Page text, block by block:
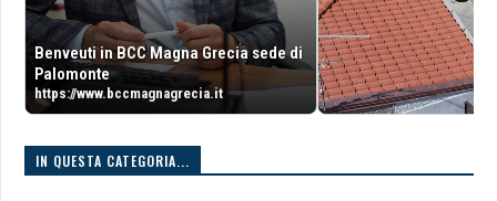
Benveuti in BCC Magna Grecia sede di
Palomonte
https://www.bccmagnagrecia.it
IN QUESTA CATEGORIA...